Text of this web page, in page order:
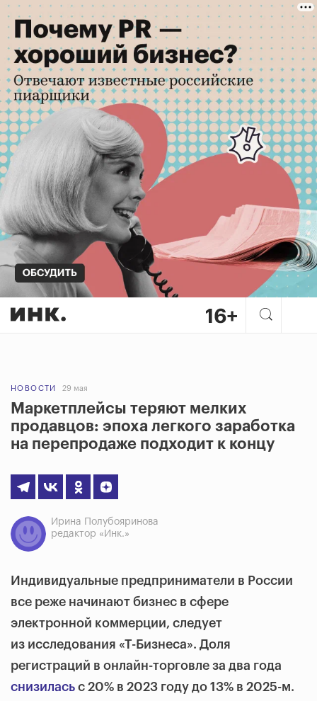
НОВОСТИ 29 мая
Маркетплейсы теряют мелких
продавцов: эпоха легкого заработка
на перепродаже подходит к концу
Ирина Полубояринова
редактор «Инк.»
Индивидуальные предприниматели в России
все реже начинают бизнес в сфере
электронной коммерции, следует
из исследования «Т-Бизнеса». Доля
регистраций в онлайн-торговле за два года
снизилась с 20% в 2023 году до 13% в 2025-м.